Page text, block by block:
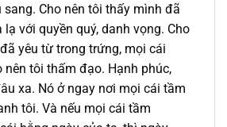
Cho nên tôi thấy mình đã
với quyền quý, danh vọng. Cho
yêu từ trong trứng, mọi cái
nên tôi thấm đạo. Hạnh phúc,
xa. Nó ở ngay nơi mọi cái tầm
tôi. Và nếu mọi cái tầm